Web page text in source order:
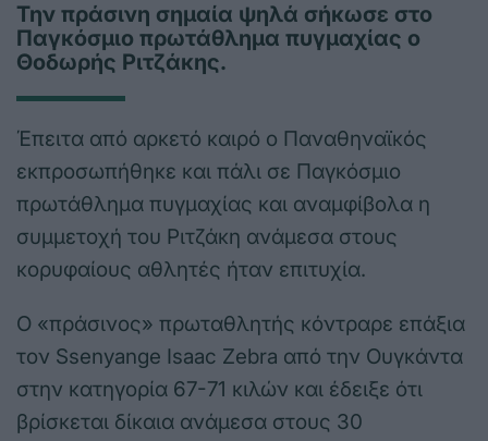
Την πράσινη σημαία ψηλά σήκωσε στο
Παγκόσμιο πρωτάθλημα πυγμαχίας ο
Θοδωρής Ριτζάκης.
Έπειτα από αρκετό καιρό ο Παναθηναϊκός
εκπροσωπήθηκε και πάλι σε Παγκόσμιο
πρωτάθλημα πυγμαχίας και αναμφίβολα η
συμμετοχή του Ριτζάκη ανάμεσα στους
κορυφαίους αθλητές ήταν επιτυχία.
Ο «πράσινος» πρωταθλητής κόντραρε επάξια
τον Ssenyange Isaac Zebra από την Ουγκάντα
στην κατηγορία 67-71 κιλών και έδειξε ότι
βρίσκεται δίκαια ανάμεσα στους 30